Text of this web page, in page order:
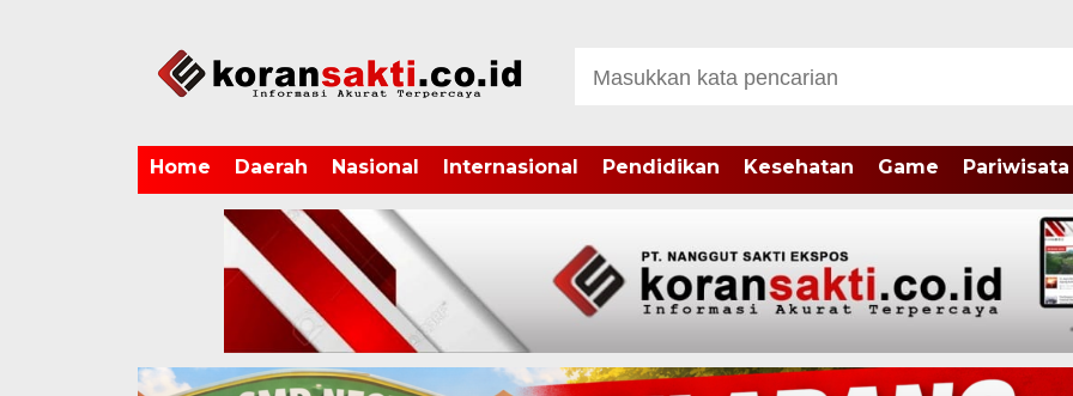
Home Daerah Nasional Internasional Pendidikan Kesehatan Game Pariwisata